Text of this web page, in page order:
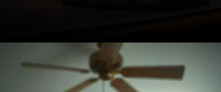
https://ademilsoncs.adv.br/